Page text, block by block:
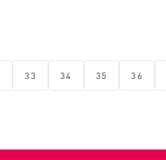
33 34 35 36